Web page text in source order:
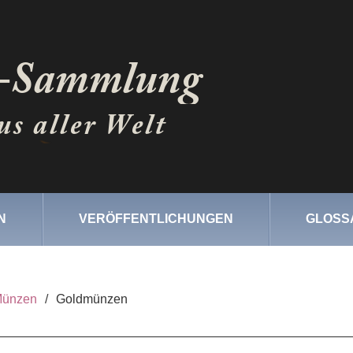
VERÖFFENTLICHUNGEN
/ Goldmünzen